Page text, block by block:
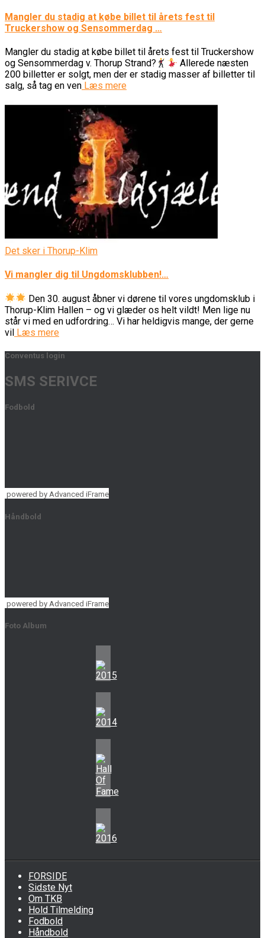
Mangler du stadig at købe billet til årets fest til
Truckershow og Sensommerdag …
Mangler du stadig at købe billet til årets fest til Truckershow
og Sensommerdag v. Thorup Strand?
Allerede næsten
200 billetter er solgt, men der er stadig masser af billetter til
salg, så tag en ven Læs mere
Det sker i Thorup-Klim
Vi mangler dig til Ungdomsklubben!…
Den 30. august åbner vi dørene til vores ungdomsklub i
Thorup-Klim Hallen – og vi glæder os helt vildt! Men lige nu
står vi med en udfordring… Vi har heldigvis mange, der gerne
vil Læs mere
Conventus login
SMS SERIVCE
Fodbold
powered by Advanced iFrame
Håndbold
powered by Advanced iFrame
Foto Album
FORSIDE
Sidste Nyt
Om TKB
Hold Tilmelding
Fodbold
Håndbold